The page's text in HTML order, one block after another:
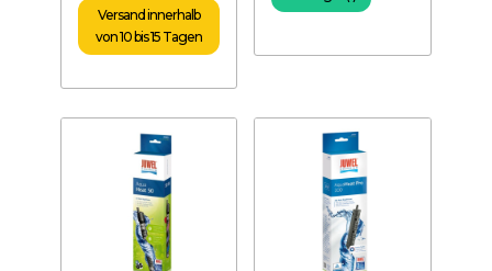
Versand innerhalb
von 10 bis 15 Tagen